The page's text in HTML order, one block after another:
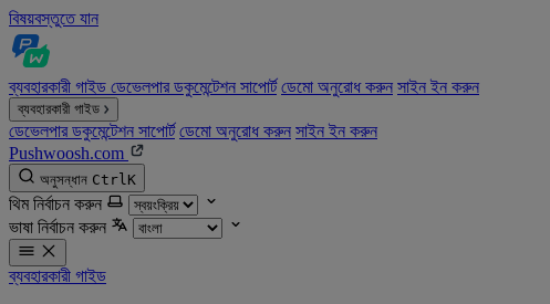
বিষয়বস্তুতে যান
ব্যবহারকারী গাইড ডেভেলপার ডকুমেন্টেশন সাপোর্ট ডেমো অনুরোধ করুন সাইন ইন করুন
ব্যবহারকারী গাইড
ডেভেলপার ডকুমেন্টেশন সাপোর্ট ডেমো অনুরোধ করুন সাইন ইন করুন
Pushwoosh.com
অনুসন্ধান CtrlK
থিম নির্বাচন করুন
ভাষা নির্বাচন করুন
ব্যবহারকারী গাইড